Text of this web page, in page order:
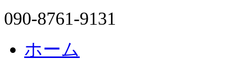
090-8761-9131
ホーム